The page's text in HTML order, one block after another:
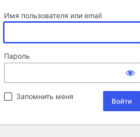
Имя пользователя или email
Пароль
Запомнить меня